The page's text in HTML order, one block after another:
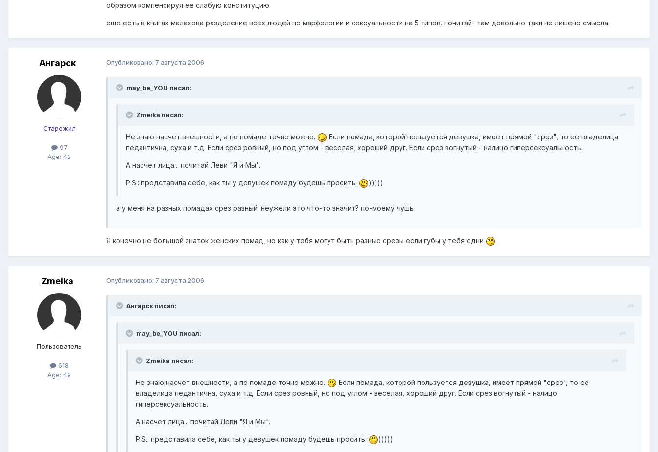
образом компенсируя ее слабую конституцию.
еще есть в книгах малахова разделение всех людей по марфологии и сексуальности на 5 типов. почитай- там довольно таки не лишено смысла.
Ангарск
Старожил
97
Age: 42
Опубликовано: 7 августа 2006
may_be_YOU писал:
Zmeika писал:
Не знаю насчет внешности, а по помаде точно можно.
Если помада, которой пользуется девушка, имеет прямой "срез", то ее владелица
педантична, суха и т.д. Если срез ровный, но под углом - веселая, хороший друг. Если срез вогнутый - налицо гиперсексуальность.
А насчет лица... почитай Леви "Я и Мы".
P.S.: представила себе, как ты у девушек помаду будешь просить. )))))
а у меня на разных помадах срез разный. неужели это что-то значит? по-моему чушь
Я конечно не большой знаток женских помад, но как у тебя могут быть разные срезы если губы у тебя одни
Zmeika
Пользователь
618
Age: 49
Опубликовано: 7 августа 2006
Ангарск писал:
may_be_YOU писал:
Zmeika писал:
Не знаю насчет внешности, а по помаде точно можно.
Если помада, которой пользуется девушка, имеет прямой "срез", то ее
владелица педантична, суха и т.д. Если срез ровный, но под углом - веселая, хороший друг. Если срез вогнутый - налицо
гиперсексуальность.
А насчет лица... почитай Леви "Я и Мы".
P.S.: представила себе, как ты у девушек помаду будешь просить. )))))